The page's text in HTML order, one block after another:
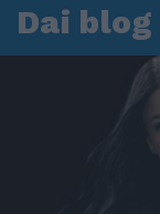
Dai blog